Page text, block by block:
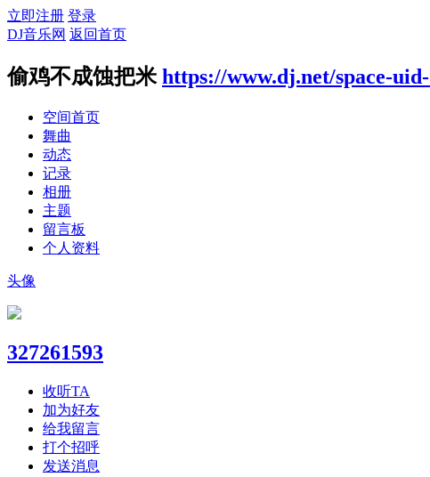
立即注册 登录
DJ音乐网 返回首页
偷鸡不成蚀把米 https://www.dj.net/space-
空间首页
舞曲
动态
记录
相册
主题
留言板
个人资料
头像
327261593
收听TA
加为好友
给我留言
打个招呼
发送消息